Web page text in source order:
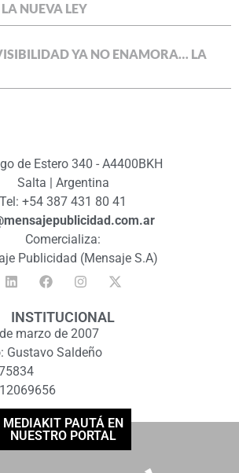
NUEVA LEY
YA NO ENAMORA… LA
de Estero 340 - A4400BKH
Salta | Argentina
Tel: +54 387 431 80 41
Comercializa:
Publicidad (Mensaje S.A)
INSTITUCIONAL
marzo de 2007
Gustavo Saldeño
MEDIAKIT PAUTÁ EN
NUESTRO PORTAL